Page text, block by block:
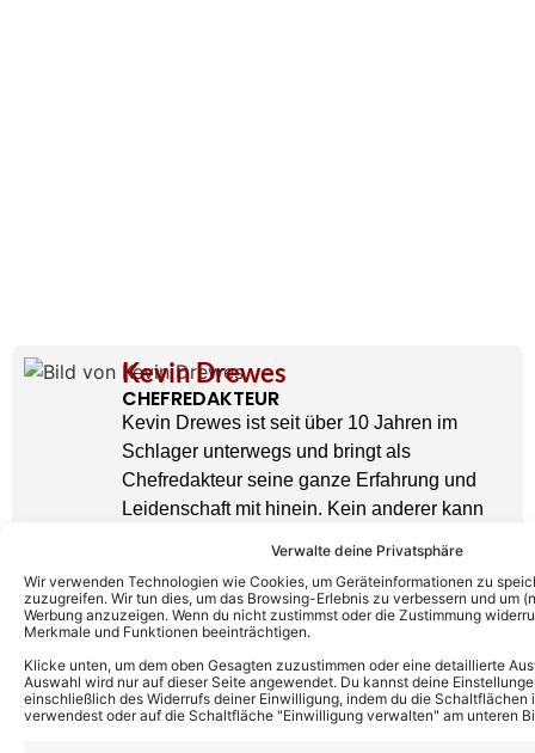
Verwalte deine Privatsphäre
Wir verwenden Technologien wie Cookies, um Geräteinformationen zu
zuzugreifen. Wir tun dies, um das Browsing-Erlebnis zu verbessern und um
Werbung anzuzeigen. Wenn du nicht zustimmst oder die Zustimmung
Merkmale und Funktionen beeinträchtigen.
Klicke unten, um dem oben Gesagten zuzustimmen oder eine detaillierte
Auswahl wird nur auf dieser Seite angewendet. Du kannst deine
einschließlich des Widerrufs deiner Einwilligung, indem du die
verwendest oder auf die Schaltfläche "Einwilligung verwalten" am unteren
Kevin Drewes
CHEFREDAKTEUR
Kevin Drewes ist seit über 10 Jahren im
Schlager unterwegs und bringt als
Chefredakteur seine ganze Erfahrung und
Leidenschaft mit hinein. Kein anderer kann
» AUTORENPROFIL & ALLE ARTIKEL VON
KEVIN DREWES